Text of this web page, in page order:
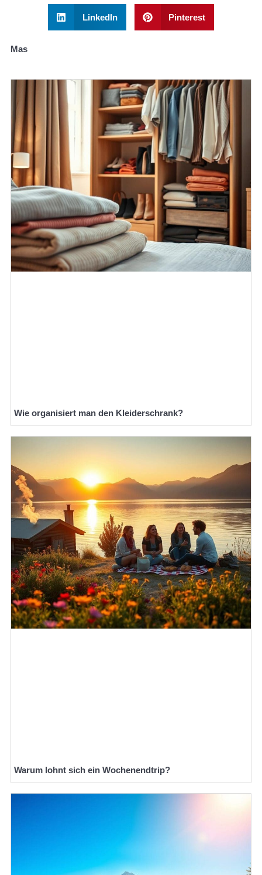
LinkedIn Pinterest
Mas
Wie organisiert man den Kleiderschrank?
Warum lohnt sich ein Wochenendtrip?